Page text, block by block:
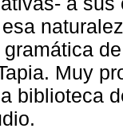
gramática
Muy
biblioteca